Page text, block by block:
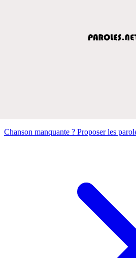
Chanson manquante ? Proposer les